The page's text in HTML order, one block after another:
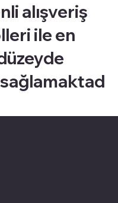
alışveriş
ile en